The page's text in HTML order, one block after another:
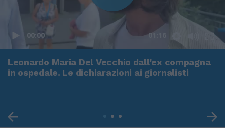
00:00 01:16
Leonardo Maria Del Vecchio dall'ex compagna
in ospedale. Le dichiarazioni ai giornalisti